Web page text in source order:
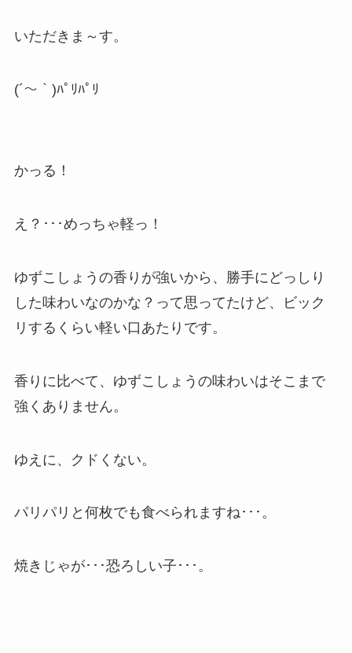
いただきま～す。
(´～｀)ﾊﾟﾘﾊﾟﾘ
かっる！
え？･･･めっちゃ軽っ！
ゆずこしょうの香りが強いから、勝手にどっしり
した味わいなのかな？って思ってたけど、ビック
リするくらい軽い口あたりです。
香りに比べて、ゆずこしょうの味わいはそこまで
強くありません。
ゆえに、クドくない。
パリパリと何枚でも食べられますね･･･。
焼きじゃが･･･恐ろしい子･･･。